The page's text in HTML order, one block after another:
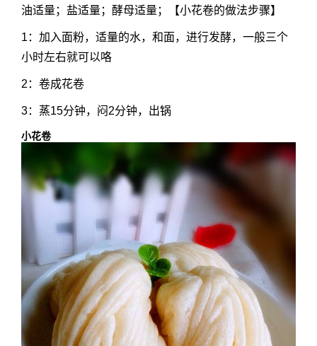
油适量；盐适量；酵母适量；【小花卷的做法步骤】
1：加入面粉，适量的水，和面，进行发酵，一般三个
小时左右就可以咯
2：卷成花卷
3：蒸15分钟，闷2分钟，出锅
小花卷